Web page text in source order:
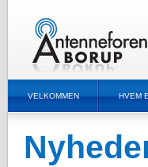
VELKOMMEN HVEM